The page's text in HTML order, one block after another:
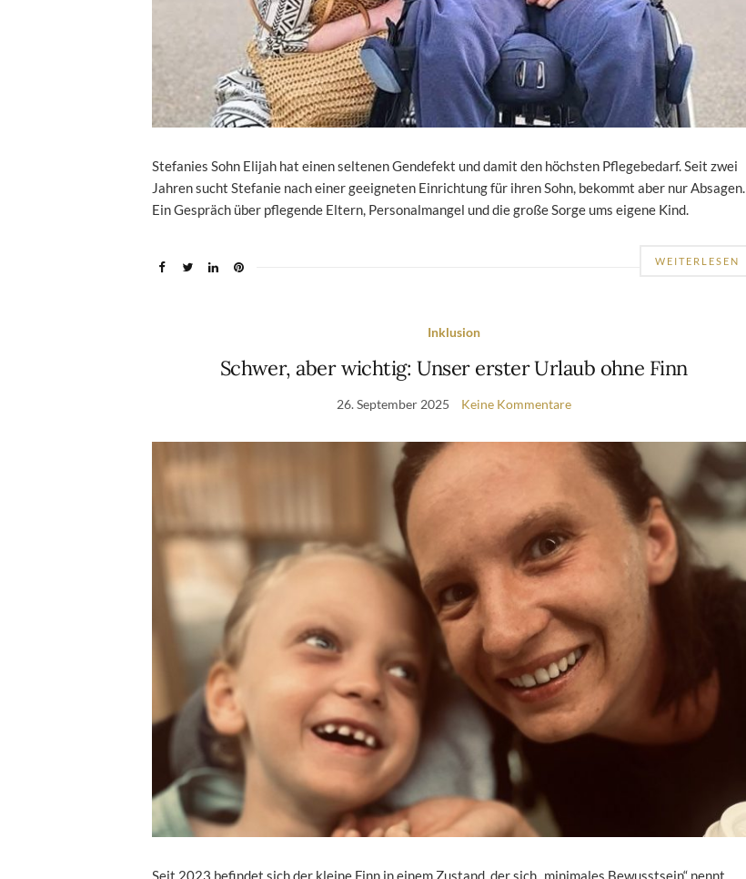
Stefanies Sohn Elijah hat einen seltenen Gendefekt und damit den höchsten Pflegebedarf. Seit zwei
Jahren sucht Stefanie nach einer geeigneten Einrichtung für ihren Sohn, bekommt aber nur Absagen.
Ein Gespräch über pflegende Eltern, Personalmangel und die große Sorge ums eigene Kind.
WEITERLESEN
Inklusion
Schwer, aber wichtig: Unser erster Urlaub ohne Finn
26. September 2025 Keine Kommentare
Seit 2023 befindet sich der kleine Finn in einem Zustand, der sich „minimales Bewusstsein“ nennt,